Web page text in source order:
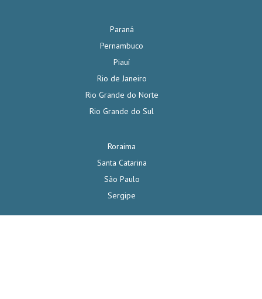
Paraná
Pernambuco
Piauí
Rio de Janeiro
Rio Grande do Norte
Rio Grande do Sul
Roraima
Santa Catarina
São Paulo
Sergipe